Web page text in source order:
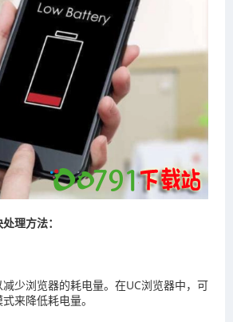
理方法：‌
少浏览器的耗电量。在‌UC浏览器中，可
来降低耗电量。